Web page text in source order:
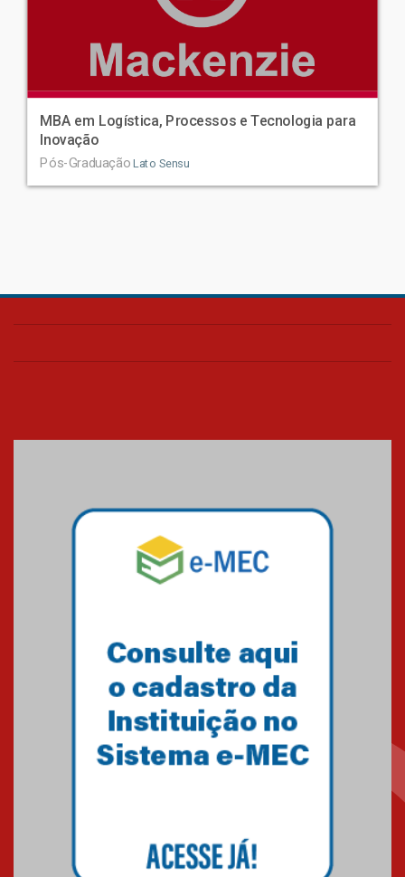
MBA em Logística, Processos e Tecnologia para
Inovação
Pós-Graduação Lato Sensu